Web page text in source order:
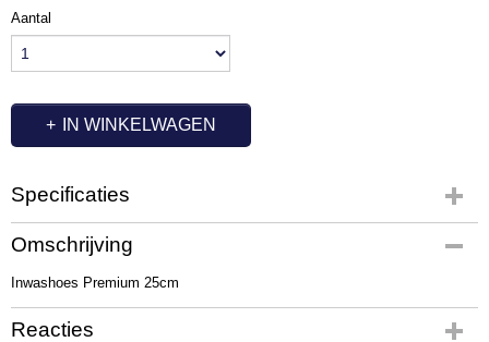
Aantal
IN WINKELWAGEN
Specificaties
Productcode
QL1045
Omschrijving
Inwashoes Premium 25cm
Reacties